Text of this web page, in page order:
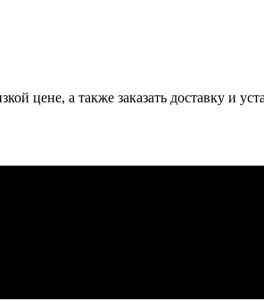
цене, а также заказать доставку и